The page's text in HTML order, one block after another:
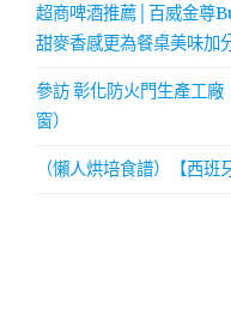
超商啤酒推薦│百威金尊
甜麥香感更為餐桌美味加
參訪 彰化防火門生產工
窗）
（懶人烘培食譜）【西